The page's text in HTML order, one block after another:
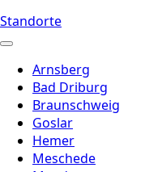
Standorte
Arnsberg
Bad Driburg
Braunschweig
Goslar
Hemer
Meschede